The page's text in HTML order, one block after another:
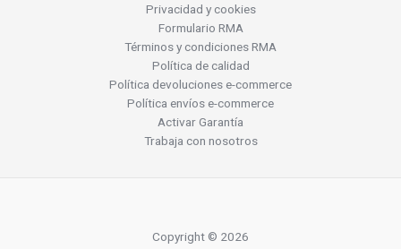
Privacidad y cookies
Formulario RMA
Términos y condiciones RMA
Política de calidad
Política devoluciones e-commerce
Política envíos e-commerce
Activar Garantía
Trabaja con nosotros
Copyright © 2026